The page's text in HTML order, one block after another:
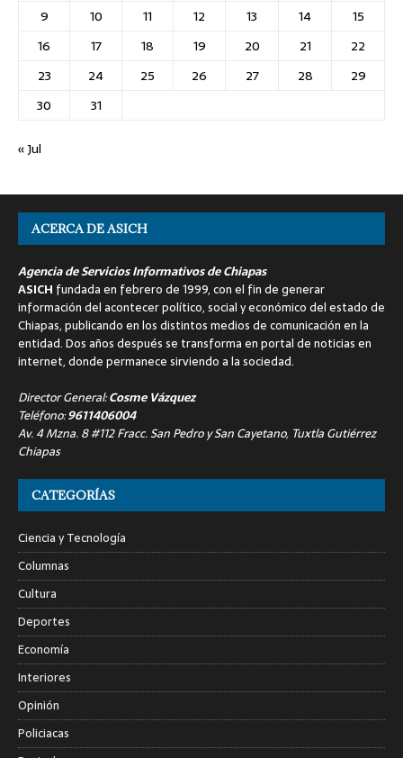
9
10 11 12 13 14
15
16
17 18 19 20 21
22
23
24 25 26 27 28
29
30
31
« Jul
ACERCA DE ASICH
Agencia de Servicios Informativos de Chiapas
ASICH fundada en febrero de 1999, con el fin de generar
información del acontecer político, social y económico del estado de
Chiapas, publicando en los distintos medios de comunicación en la
entidad. Dos años después se transforma en portal de noticias en
internet, donde permanece sirviendo a la sociedad.
Director General:Cosme Vázquez
Teléfono:9611406004
Av. 4 Mzna. 8 #112 Fracc. San Pedro y San Cayetano, Tuxtla Gutiérrez
Chiapas
CATEGORÍAS
Ciencia y Tecnología
Columnas
Cultura
Deportes
Economía
Interiores
Opinión
Policiacas